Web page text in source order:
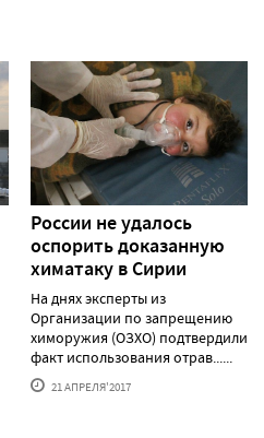
России не удалось
оспорить доказанную
химатаку в Сирии
На днях эксперты из
Организации по запрещению
химоружия (ОЗХО) подтвердили
факт использования отрав......
21 АПРЕЛЯ'2017